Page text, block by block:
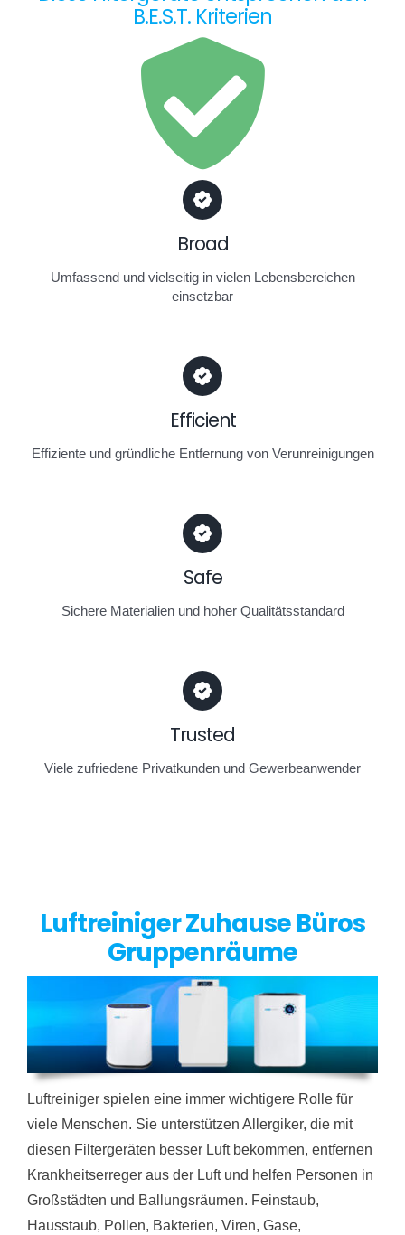
B.E.S.T. Kriterien
Broad
Umfassend und vielseitig in vielen Lebensbereichen
einsetzbar
Efficient
Effiziente und gründliche Entfernung von Verunreinigungen
Safe
Sichere Materialien und hoher Qualitätsstandard
Trusted
Viele zufriedene Privatkunden und Gewerbeanwender
Luftreiniger Zuhause Büros
Gruppenräume
Luftreiniger spielen eine immer wichtigere Rolle für
viele Menschen. Sie unterstützen Allergiker, die mit
diesen Filtergeräten besser Luft bekommen, entfernen
Krankheitserreger aus der Luft und helfen Personen in
Großstädten und Ballungsräumen. Feinstaub,
Hausstaub, Pollen, Bakterien, Viren, Gase,